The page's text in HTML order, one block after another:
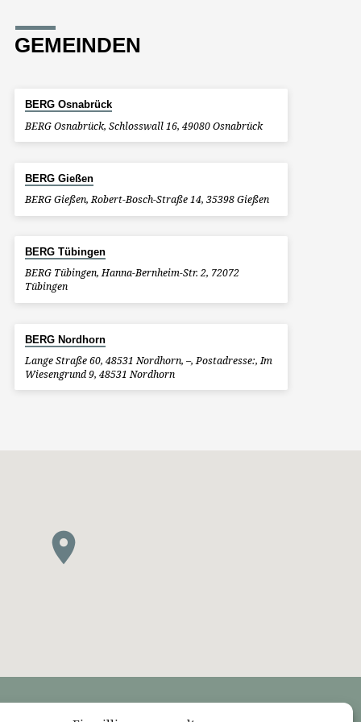
GEMEINDEN
BERG Osnabrück
BERG Osnabrück, Schlosswall 16, 49080 Osnabrück
BERG Gießen
BERG Gießen, Robert-Bosch-Straße 14, 35398 Gießen
BERG Tübingen
BERG Tübingen, Hanna-Bernheim-Str. 2, 72072
Tübingen
BERG Nordhorn
Lange Straße 60, 48531 Nordhorn, –, Postadresse:, Im
Wiesengrund 9, 48531 Nordhorn